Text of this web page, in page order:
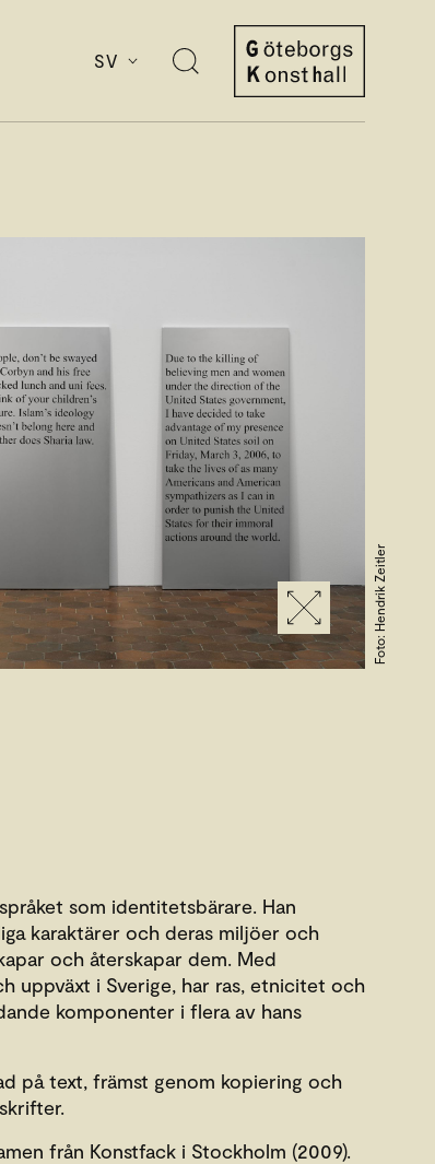
SV
Öppna
Foto: Hendrik Zeitler
som identitetsbärare. Han
karaktärer och deras miljöer och
och återskapar dem. Med
uppväxt i Sverige, har ras, etnicitet och
komponenter i flera av hans
på text, främst genom kopiering och
från Konstfack i Stockholm (2009).